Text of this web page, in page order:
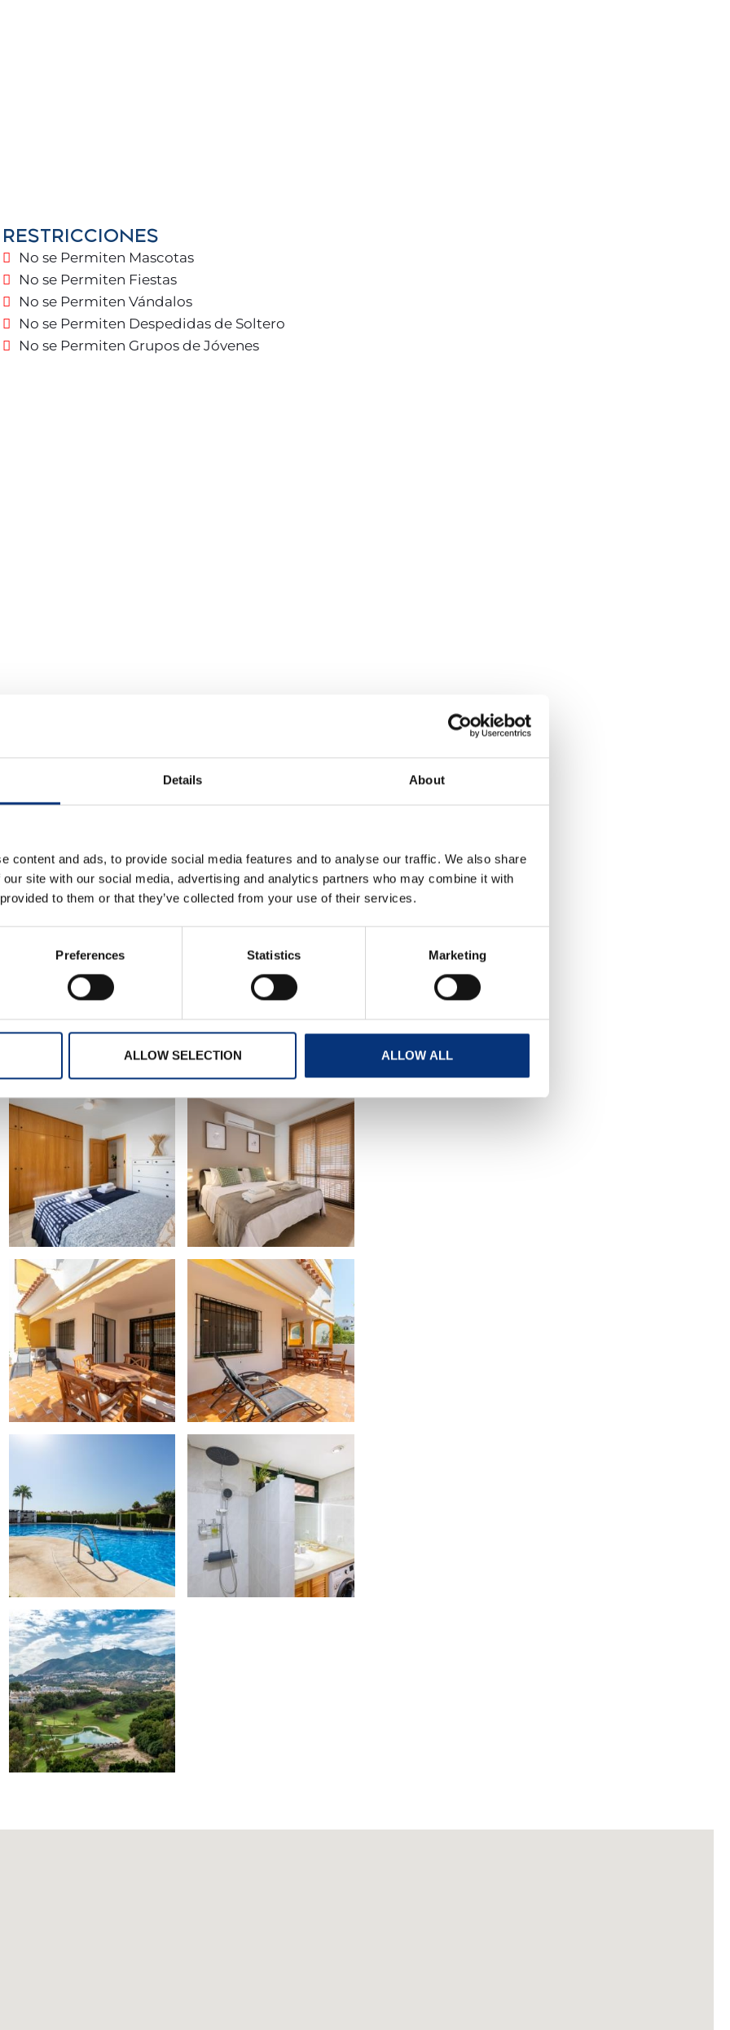
Details About
content and ads, to provide social media features and to analyse our traffic. We also share
site with our social media, advertising and analytics partners who may combine it with
to them or that they’ve collected from your use of their services.
Preferences Statistics Marketing
ALLOW SELECTION ALLOW ALL
un café al despertar en nuestra magnífica
ideal incluso en invierno, donde tomar el sol a
y su paseo marítimo, y explore nuestra
para disfrutar del sol y una ubicación
del pueblo, donde encontrará el tren de
y Fuengirola 🚆.
y pádel, así como campos de golf preciosos
parking gratuito en la puerta 🚗.
🌿.
la terraza. Las zonas comunes brindan
viajes de empresa 🏡
Templo Budista…)
algo diferente.
RESTRICCIONES
No se Permiten Mascotas
No se Permiten Fiestas
No se Permiten Vándalos
No se Permiten Despedidas de Soltero
No se Permiten Grupos de Jóvenes
HORARIO SALIDA